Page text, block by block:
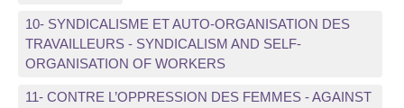
10- SYNDICALISME ET AUTO-ORGANISATION DES
TRAVAILLEURS - SYNDICALISM AND SELF-
ORGANISATION OF WORKERS
11- CONTRE L’OPPRESSION DES FEMMES - AGAINST